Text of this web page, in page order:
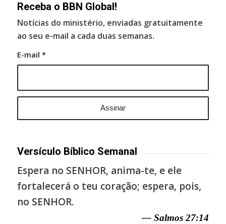
Receba o BBN Global!
Notícias do ministério, enviadas gratuitamente
ao seu e-mail a cada duas semanas.
E-mail *
Versículo Bíblico Semanal
Espera no SENHOR, anima-te, e ele
fortalecerá o teu coração; espera, pois,
no SENHOR.
— Salmos 27:14